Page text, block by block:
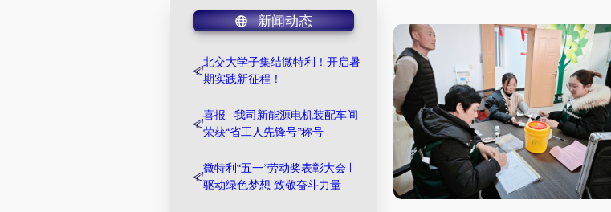
新闻动态
北交大学子集结微特利！开启暑
期实践新征程！
喜报 | 我司新能源电机装配车间
荣获“省工人先锋号”称号
微特利“五一”劳动奖表彰大会 |
驱动绿色梦想 致敬奋斗力量